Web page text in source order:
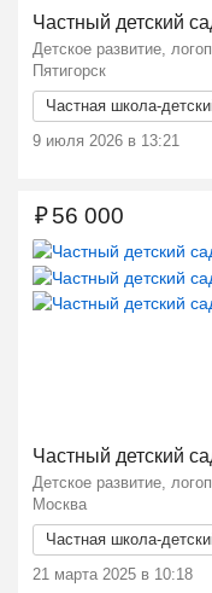
Частный
Детское развитие,
Пятигорск
Частная школа-
9 июля 2026 в 13:21
Частный детский
Детское развитие,
Москва
Частная школа-
21 марта 2025 в 10:18
₽56 000